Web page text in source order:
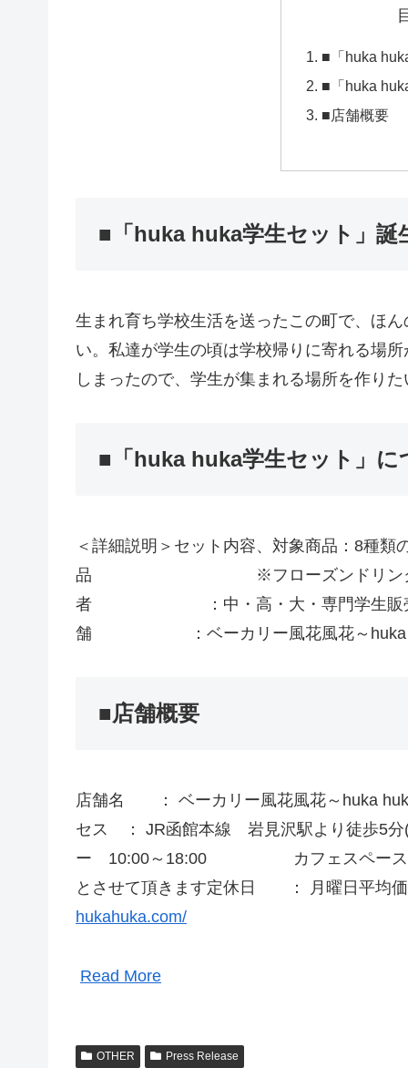
■「huka
■「huka
■店舗概要
■「huka huka学生セット」誕
生まれ育ち学校生活を送ったこの町で、ほ
い。私達が学生の頃は学校帰りに寄れる場
しまったので、学生が集まれる場所を作り
■「huka huka学生セット」に
＜詳細説明＞セット内容、対象商品：8種類
品 ※フローズンドリンク
者 ：中・高・大・専門学生販
舗 ：ベーカリー風花風花～huka
■店舗概要
店舗名 ： ベーカリー風花風花～huka
セス ： JR函館本線 岩見沢駅より徒歩5
ー 10:00～18:00 カフェスペース
とさせて頂きます定休日 ： 月曜日平
hukahuka.com/
Read More
OTHER Press Release